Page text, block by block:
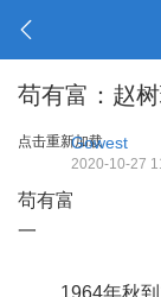
苟有富：赵
点击重新加载
Gowest
2020-10-27
苟有富
一
1964年秋到